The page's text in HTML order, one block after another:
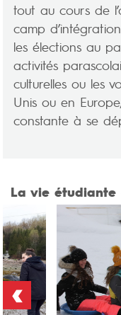
La vie
‹
tout au cours de
camp
les élections au
activités
culturelles ou les
Unis ou en
constante à se